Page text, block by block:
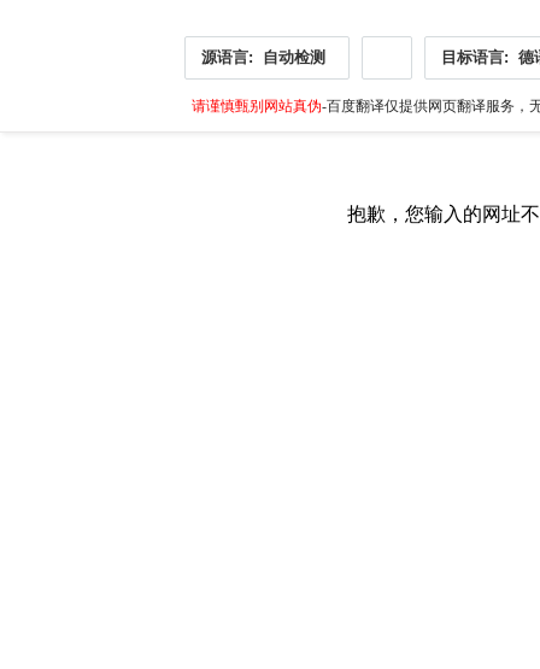
源语言: 自动检测 目标语言: 德
请谨慎甄别网站真伪-百度翻译仅提供网页翻译服务，